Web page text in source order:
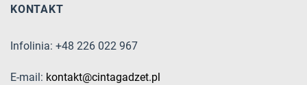
KONTAKT
Infolinia: +48 226 022 967
E-mail: kontakt@cintagadzet.pl